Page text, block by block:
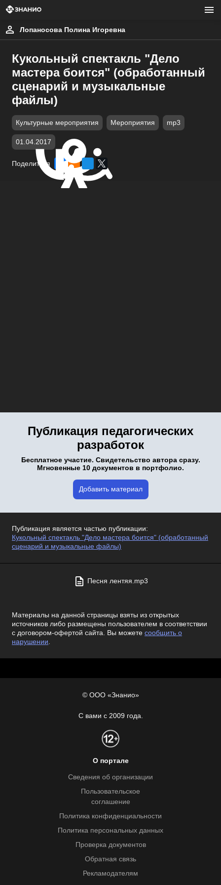
Лопаносова Полина Игоревна
Кукольный спектакль "Дело
мастера боится" (обработанный
сценарий и музыкальные
файлы)
Культурные мероприятия Мероприятия mp3
01.04.2017
Поделиться
Публикация педагогических
разработок
Бесплатное участие. Свидетельство автора сразу.
Мгновенные 10 документов в портфолио.
Добавить материал
Публикация является частью публикации:
Кукольный спектакль "Дело мастера боится" (обработанный
сценарий и музыкальные файлы)
Песня лентяя.mp3
Материалы на данной страницы взяты из открытых
источников либо размещены пользователем в соответствии
с договором-офертой сайта. Вы можете сообщить о
нарушении.
© ООО «Знанио»
С вами с 2009 года.
О портале
Сведения об организации
Пользовательское
соглашение
Политика конфиденциальности
Политика персональных данных
Проверка документов
Обратная связь
Рекламодателям